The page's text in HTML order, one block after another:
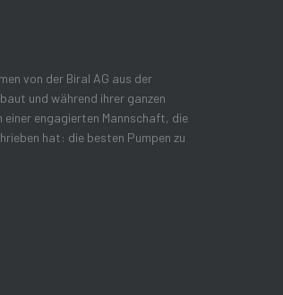
von der Biral AG aus der
und während ihrer ganzen
engagierten Mannschaft, die
hat: die besten Pumpen zu